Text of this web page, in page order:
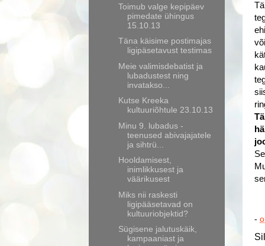
-
Toimub valge kepipäev
pimedate ühingus
15.10.13
Täna käisime postimajas
ligipäsetavust testimas
Meie valimisdebatist ja
lubadustest ning
invatakso...
Kutse Kreeka
kultuuriõhtule 23.10.13
Minu 9. lubadus -
teenused abivajajatele
ja sihtrü...
Hooldamisest,
inimlikkusest ja
väärikusest
Miks nii raskesti
ligipääsetavad on
kultuuriobjektid?
Sügisene jalutuskäik,
kampaaniast ja